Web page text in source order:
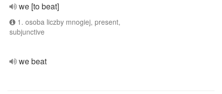
we [to beat]
1. osoba liczby mnogiej, present,
subjunctive
we beat